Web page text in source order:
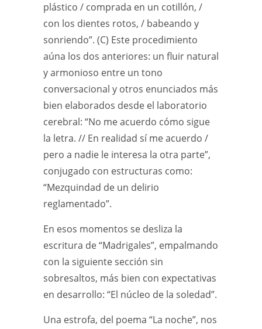
plástico / comprada en un cotillón, /
con los dientes rotos, / babeando y
sonriendo”. (C) Este procedimiento
aúna los dos anteriores: un fluir natural
y armonioso entre un tono
conversacional y otros enunciados más
bien elaborados desde el laboratorio
cerebral: “No me acuerdo cómo sigue
la letra. // En realidad sí me acuerdo /
pero a nadie le interesa la otra parte”,
conjugado con estructuras como:
“Mezquindad de un delirio
reglamentado”.
En esos momentos se desliza la
escritura de “Madrigales”, empalmando
con la siguiente sección sin
sobresaltos, más bien con expectativas
en desarrollo: “El núcleo de la soledad”.
Una estrofa, del poema “La noche”, nos